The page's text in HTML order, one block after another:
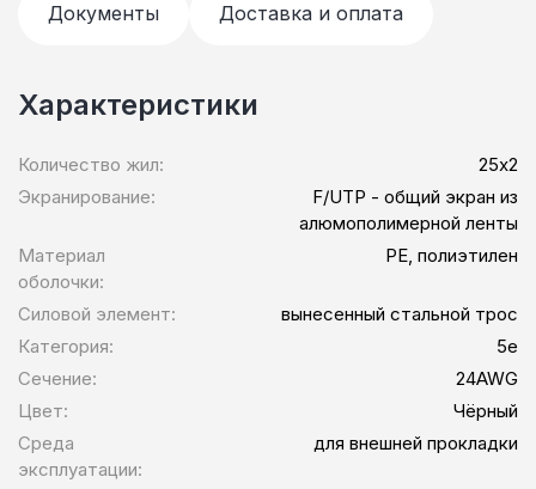
Документы Доставка и оплата
Характеристики
Количество жил:
25х2
Экранирование:
F/UTP - общий экран из
алюмополимерной ленты
Материал
оболочки:
PE, полиэтилен
Силовой элемент:
вынесенный стальной трос
Категория:
5e
Сечение:
24AWG
Цвет:
Чёрный
Среда
эксплуатации:
для внешней прокладки